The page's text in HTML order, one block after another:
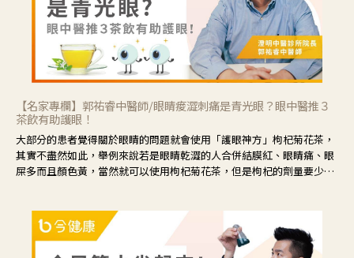
【名家專欄】郭祐睿中醫師/眼睛痠澀刺痛是青光眼？眼中醫推３
茶飲有助護眼！
大部分的患者覺得關於眼睛的問題就會使用「護眼神方」枸杞菊花茶，
其實不盡然如此，舉例來說若是眼睛乾澀的人合併結膜紅、眼睛痛、眼
屎多而且顏色黃，當然就可以使用枸杞菊花茶，但是枸杞的劑量要少，
候就要使用菊花、金銀花來治療；假如單純的眼睛乾澀，結膜沒有紅，
眼睛周圍沒有眼屎，這種情況是屬於「陰虛」，就可以使用枸杞、蓮
藕、麥門冬、山藥等比較滋潤的藥材，效果就更顯著。